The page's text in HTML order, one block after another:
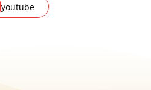
youtube